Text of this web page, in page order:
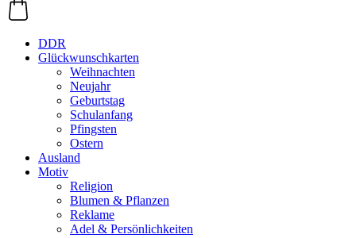
DDR
Glückwunschkarten
Weihnachten
Neujahr
Geburtstag
Schulanfang
Pfingsten
Ostern
Ausland
Motiv
Religion
Blumen & Pflanzen
Reklame
Adel & Persönlichkeiten